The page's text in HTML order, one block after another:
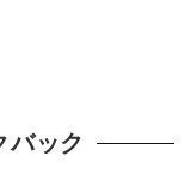
バック